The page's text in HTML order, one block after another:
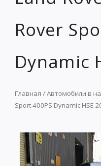
Rover
Dynamic
Главная /Автомобили в
Sport 400PS Dynamic HSE